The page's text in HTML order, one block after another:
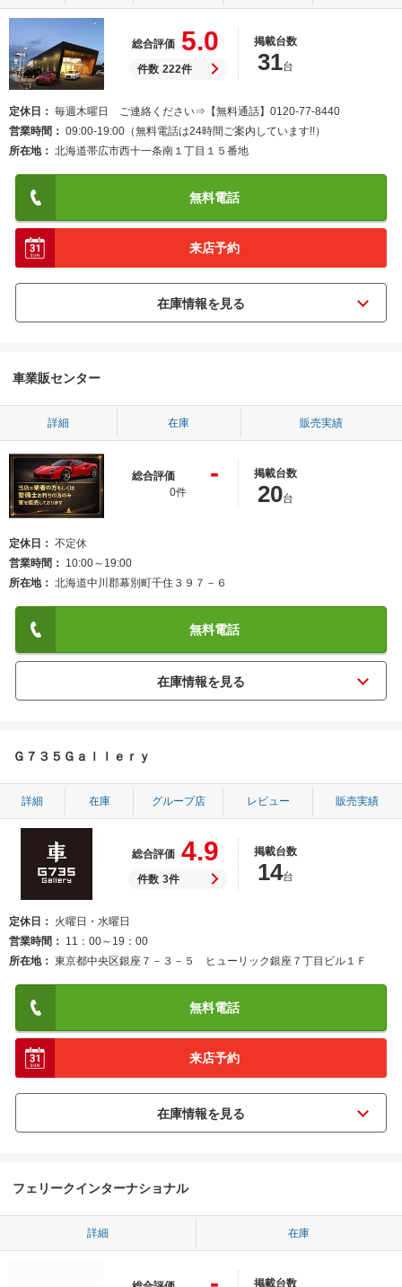
総合評価 5.0
件数 222件
掲載台数
31台
定休日
毎週木曜日 ご連絡ください⇒【無料通話】0120-77-8440
営業時間
09:00-19:00（無料電話は24時間ご案内しています!!）
所在地
北海道帯広市西十一条南１丁目１５番地
無料電話
来店予約
車業販センター
詳細 在庫 販売実績
総合評価 -
0件
掲載台数
20台
定休日
不定休
営業時間
10:00～19:00
所在地
北海道中川郡幕別町千住３９７－６
無料電話
Ｇ７３５Ｇａｌｌｅｒｙ
詳細 在庫 グループ店 レビュー 販売実績
総合評価 4.9
件数 3件
掲載台数
14台
定休日
火曜日・水曜日
営業時間
11：00～19：00
所在地
東京都中央区銀座７－３－５ ヒューリック銀座７丁目ビル１Ｆ
無料電話
来店予約
フェリークインターナショナル
詳細 在庫
掲載台数